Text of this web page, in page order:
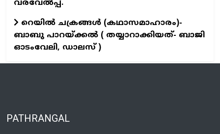
വരവേല്‍പ്പ്.
റെയില്‍ ചക്രങ്ങള്‍ (കഥാസമാഹാരം)-
ബാബു പാറയ്ക്കല്‍ ( തയ്യാറാക്കിയത്- ബാജി
ഓടംവേലി, ഡാലസ് )
PATHRANGAL